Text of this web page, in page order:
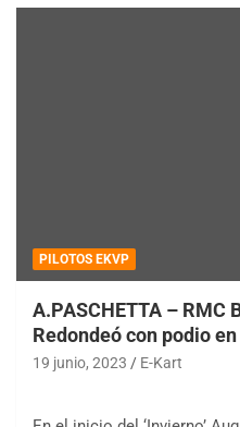
PILOTOS EKVP
A.PASCHETTA – RMC
Redondeó con podio
19 junio, 2023 E-Kart